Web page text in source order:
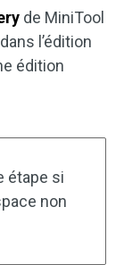
de MiniTool
l’édition
édition
étape si
non